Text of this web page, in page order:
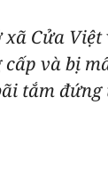
Cửa Việt
và bị
tắm